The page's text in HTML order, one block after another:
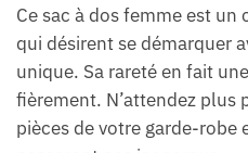
Ce sac à dos femme est
qui désirent se démarquer
unique. Sa rareté en fait
fièrement. N’attendez plus
pièces de votre garde-robe